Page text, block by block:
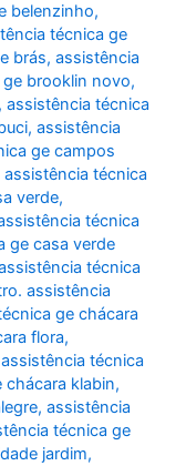
belenzinho,
técnica ge
brás,assistência
brooklin novo,
,assistência técnica
,assistência
ge campos
assistência técnica
verde,
técnica
ge casa verde
técnica
assistência
ge chácara
flora,
técnica
chácara klabin,
,assistência
técnica ge
jardim,